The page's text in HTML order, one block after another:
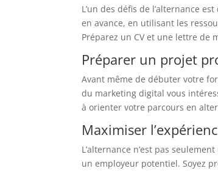
L’un des défis de l’alternance
en avance, en utilisant les
Préparez un CV et une lettre de
Préparer un projet
Avant même de débuter votre
du marketing digital vous
à orienter votre parcours en
Maximiser
L’alternance n’est pas
un employeur potentiel. Soyez